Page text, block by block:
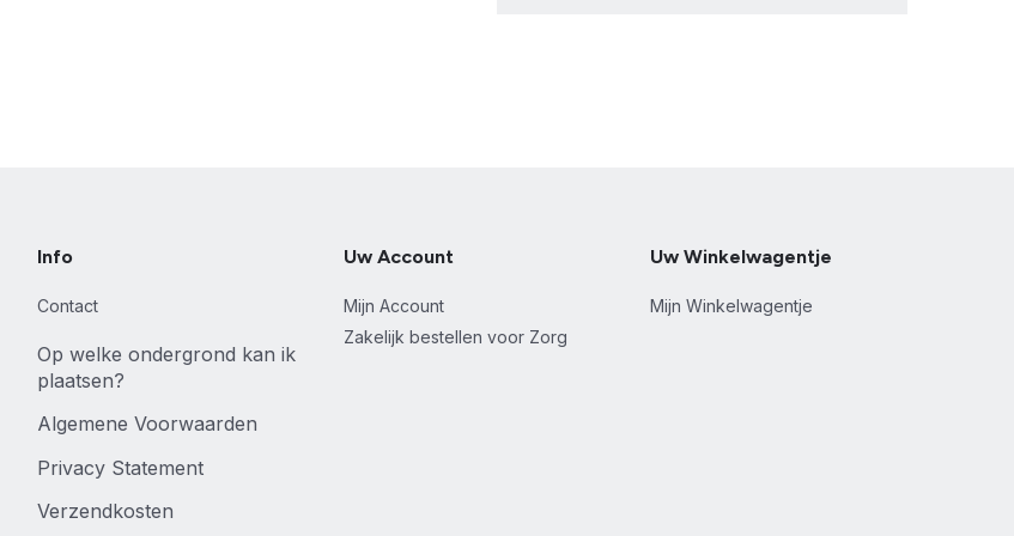
Info
Contact
Op welke ondergrond kan ik
plaatsen?
Algemene Voorwaarden
Privacy Statement
Verzendkosten
Uw Account
Mijn Account
Zakelijk bestellen voor Zorg
Uw Winkelwagentje
Mijn Winkelwagentje